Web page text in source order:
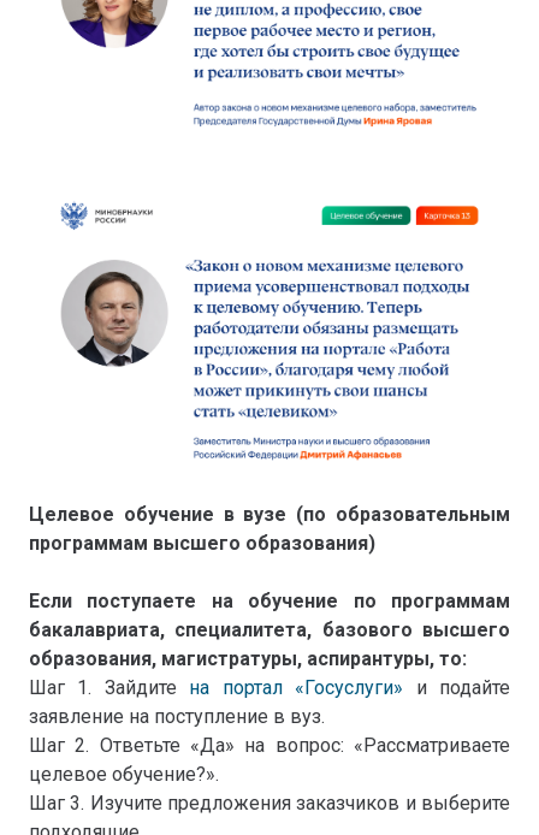
Целевое обучение в вузе (по образовательным
программам высшего образования)
Если поступаете на обучение по программам
бакалавриата, специалитета, базового высшего
образования, магистратуры, аспирантуры, то:
Шаг 1. Зайдите на портал «Госуслуги» и подайте
заявление на поступление в вуз.
Шаг 2. Ответьте «Да» на вопрос: «Рассматриваете
целевое обучение?».
Шаг 3. Изучите предложения заказчиков и выберите